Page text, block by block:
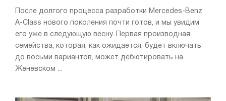
После долгого процесса разработки Mercedes-Benz
A-Class нового поколения почти готов, и мы увидим
его уже в следующую весну. Первая производная
семейства, которая, как ожидается, будет включать
до восьми вариантов, может дебютировать на
Женевском ...